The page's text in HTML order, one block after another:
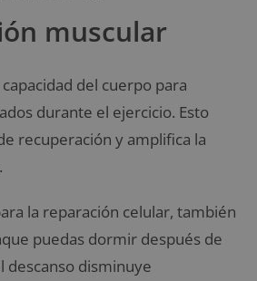
muscular
del cuerpo para
durante el ejercicio. Esto
recuperación y amplifica la
la reparación celular, también
puedas dormir después de
descanso disminuye